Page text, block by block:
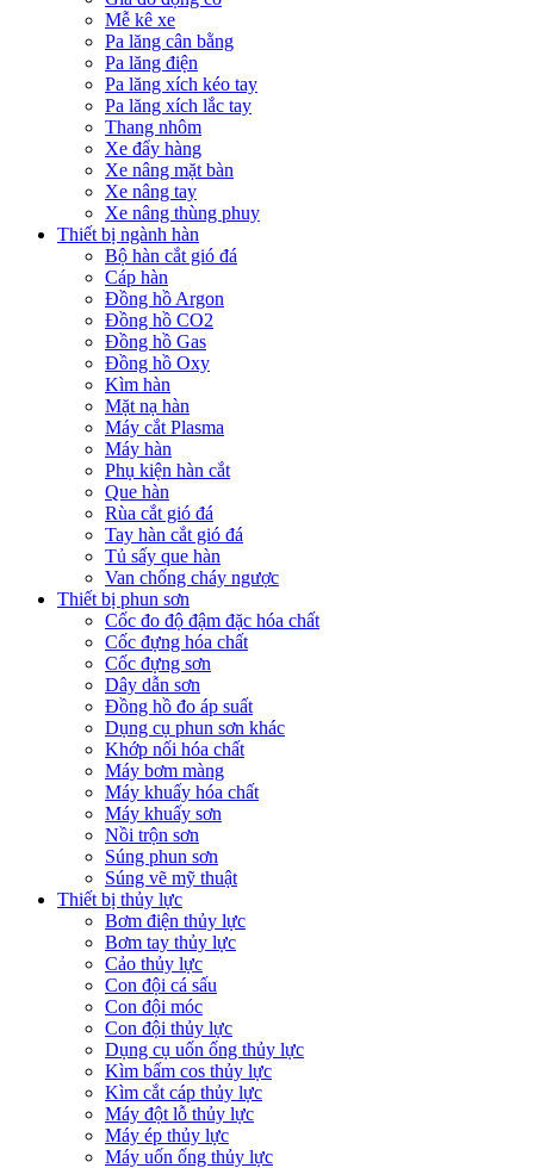
Mễ kê xe
Pa lăng cân bằng
Pa lăng điện
Pa lăng xích kéo tay
Pa lăng xích lắc tay
Thang nhôm
Xe đẩy hàng
Xe nâng mặt bàn
Xe nâng tay
Xe nâng thùng phuy
Thiết bị ngành hàn
Bộ hàn cắt gió đá
Cáp hàn
Đồng hồ Argon
Đồng hồ CO2
Đồng hồ Gas
Đồng hồ Oxy
Kìm hàn
Mặt nạ hàn
Máy cắt Plasma
Máy hàn
Phụ kiện hàn cắt
Que hàn
Rùa cắt gió đá
Tay hàn cắt gió đá
Tủ sấy que hàn
Van chống cháy ngược
Thiết bị phun sơn
Cốc đo độ đậm đặc hóa chất
Cốc đựng hóa chất
Cốc đựng sơn
Dây dẫn sơn
Đồng hồ đo áp suất
Dụng cụ phun sơn khác
Khớp nối hóa chất
Máy bơm màng
Máy khuấy hóa chất
Máy khuấy sơn
Nồi trộn sơn
Súng phun sơn
Súng vẽ mỹ thuật
Thiết bị thủy lực
Bơm điện thủy lực
Bơm tay thủy lực
Cảo thủy lực
Con đội cá sấu
Con đội móc
Con đội thủy lực
Dụng cụ uốn ống thủy lực
Kìm bấm cos thủy lực
Kìm cắt cáp thủy lực
Máy đột lỗ thủy lực
Máy ép thủy lực
Máy uốn ống thủy lực